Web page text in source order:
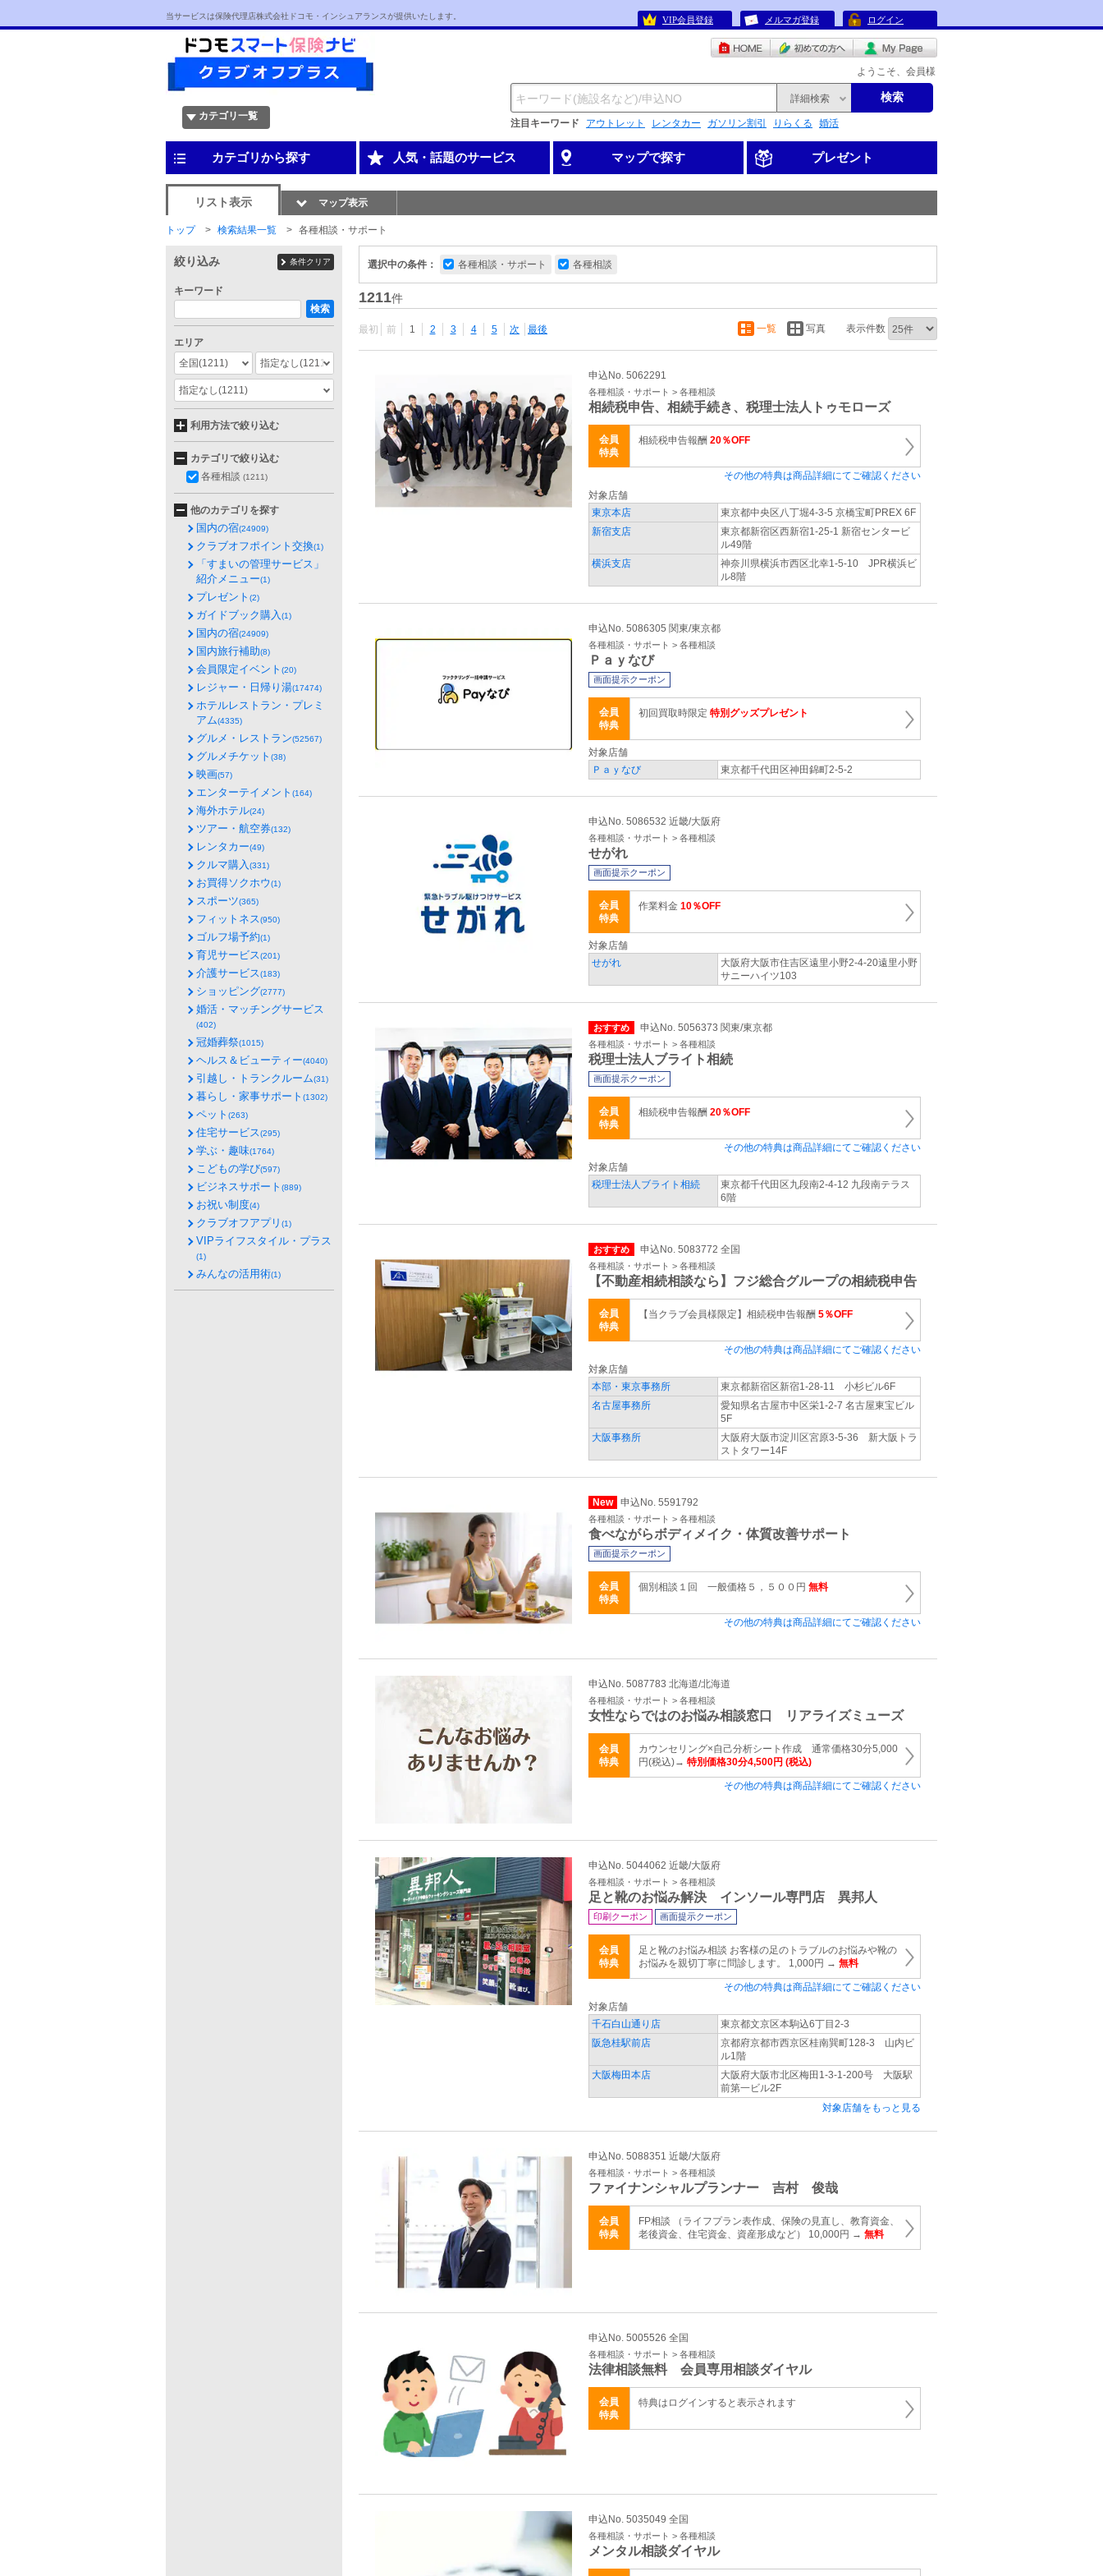
当サービスは保険代理店株式会社ドコモ・インシュアランスが提供いたします。 VIP会員登録 メルマガ登録 ログイン
ようこそ、会員様
カテゴリ一覧
詳細検索 検索
注目キーワード アウトレット レンタカー ガソリン割引 りらくる 婚活
カテゴリから探す 人気・話題のサービス マップで探す プレゼント
リスト表示 マップ表示
トップ 検索結果一覧 各種相談・サポート
選択中の条件： 各種相談・サポート 各種相談
1211件
最初 前 1 2 3 4 5 次 最後 一覧 写真 表示件数
申込No. 5062291
各種相談・サポート > 各種相談
相続税申告、相続手続き、税理士法人トゥモローズ
会員
特典
相続税申告報酬 20％OFF
その他の特典は商品詳細にてご確認ください
対象店舗
東京本店
東京都中央区八丁堀4-3-5 京橋宝町PREX 6F
新宿支店
東京都新宿区西新宿1-25-1 新宿センタービ
ル49階
横浜支店
神奈川県横浜市西区北幸1-5-10 JPR横浜ビ
ル8階
申込No. 5086305 関東/東京都
各種相談・サポート > 各種相談
Ｐａｙなび
画面提示クーポン
会員
特典
初回買取時限定 特別グッズプレゼント
対象店舗
Ｐａｙなび
東京都千代田区神田錦町2-5-2
申込No. 5086532 近畿/大阪府
各種相談・サポート > 各種相談
せがれ
画面提示クーポン
会員
特典
作業料金 10％OFF
対象店舗
せがれ
大阪府大阪市住吉区遠里小野2-4-20遠里小野
サニーハイツ103
おすすめ 申込No. 5056373 関東/東京都
各種相談・サポート > 各種相談
税理士法人ブライト相続
画面提示クーポン
会員
特典
相続税申告報酬 20％OFF
その他の特典は商品詳細にてご確認ください
対象店舗
税理士法人ブライト相続
東京都千代田区九段南2-4-12 九段南テラス
6階
おすすめ 申込No. 5083772 全国
各種相談・サポート > 各種相談
【不動産相続相談なら】フジ総合グループの相続税申告
会員
特典
【当クラブ会員様限定】相続税申告報酬 5％OFF
その他の特典は商品詳細にてご確認ください
対象店舗
本部・東京事務所
東京都新宿区新宿1-28-11 小杉ビル6F
名古屋事務所
愛知県名古屋市中区栄1-2-7 名古屋東宝ビル
5F
大阪事務所
大阪府大阪市淀川区宮原3-5-36 新大阪トラ
ストタワー14F
New 申込No. 5591792
各種相談・サポート > 各種相談
食べながらボディメイク・体質改善サポート
画面提示クーポン
会員
特典
個別相談１回 一般価格５，５００円 無料
その他の特典は商品詳細にてご確認ください
申込No. 5087783 北海道/北海道
各種相談・サポート > 各種相談
女性ならではのお悩み相談窓口 リアライズミューズ
会員
特典
カウンセリング×自己分析シート作成 通常価格30分5,000
円(税込)→ 特別価格30分4,500円 (税込)
その他の特典は商品詳細にてご確認ください
申込No. 5044062 近畿/大阪府
各種相談・サポート > 各種相談
足と靴のお悩み解決 インソール専門店 異邦人
印刷クーポン 画面提示クーポン
会員
特典
足と靴のお悩み相談 お客様の足のトラブルのお悩みや靴の
お悩みを親切丁寧に問診します。 1,000円 → 無料
その他の特典は商品詳細にてご確認ください
対象店舗
千石白山通り店
東京都文京区本駒込6丁目2-3
阪急桂駅前店
京都府京都市西京区桂南巽町128-3 山内ビ
ル1階
大阪梅田本店
大阪府大阪市北区梅田1-3-1-200号 大阪駅
前第一ビル2F
対象店舗をもっと見る
申込No. 5088351 近畿/大阪府
各種相談・サポート > 各種相談
ファイナンシャルプランナー 吉村 俊哉
会員
特典
FP相談 （ライフプラン表作成、保険の見直し、教育資金、
老後資金、住宅資金、資産形成など） 10,000円 → 無料
申込No. 5005526 全国
各種相談・サポート > 各種相談
法律相談無料 会員専用相談ダイヤル
会員
特典
特典はログインすると表示されます
申込No. 5035049 全国
各種相談・サポート > 各種相談
メンタル相談ダイヤル
絞り込み 条件クリア
キーワード
検索
エリア
全国(1211) 指定なし(1211)
指定なし(1211)
利用方法で絞り込む
カテゴリで絞り込む
各種相談 (1211)
他のカテゴリを探す
国内の宿(24909)
クラブオフポイント交換(1)
「すまいの管理サービス」
紹介メニュー(1)
プレゼント (2)
ガイドブック購入(1)
国内の宿(24909)
国内旅行補助(8)
会員限定イベント (20)
レジャー・日帰り湯(17474)
ホテルレストラン・プレミ
アム(4335)
グルメ・レストラン(52567)
グルメチケット (38)
映画(57)
エンターテイメント (164)
海外ホテル(24)
ツアー・航空券(132)
レンタカー(49)
クルマ購入(331)
お買得ソクホウ(1)
スポーツ(365)
フィットネス(950)
ゴルフ場予約(1)
育児サービス(201)
介護サービス(183)
ショッピング(2777)
婚活・マッチングサービス
(402)
冠婚葬祭(1015)
ヘルス＆ビューティー(4040)
引越し・トランクルーム(31)
暮らし・家事サポート (1302)
ペット (263)
住宅サービス(295)
学ぶ・趣味(1764)
こどもの学び(597)
ビジネスサポート (889)
お祝い制度(4)
クラブオフアプリ (1)
VIPライフスタイル・プラス
(1)
みんなの活用術(1)